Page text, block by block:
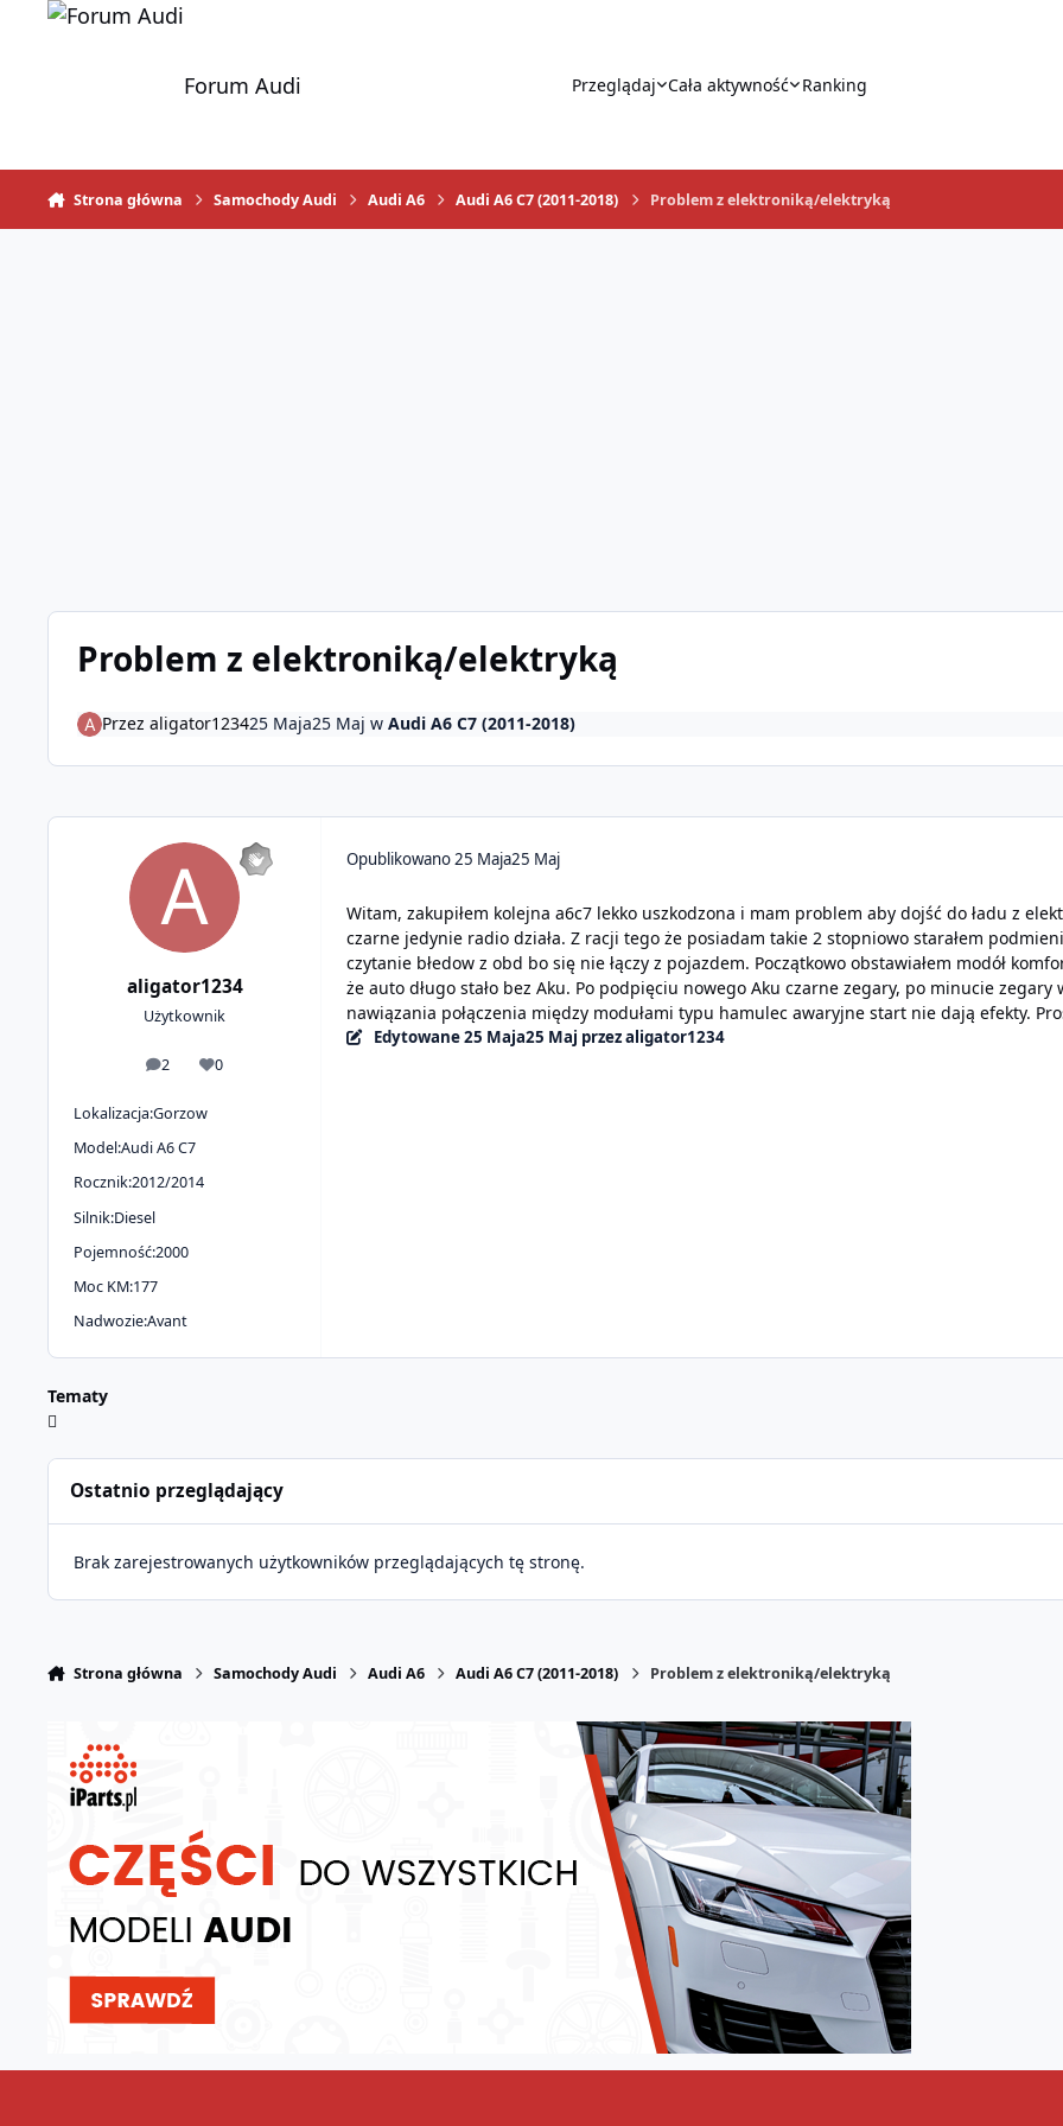
Skocz do zawartości
Forum Audi Przeglądaj Cała aktywność Ranking
Strona główna Samochody Audi Audi A6 Audi A6 C7 (2011-2018) Problem z elektroniką/elektryką
Problem z elektroniką/elektryką
Przez aligator123425 Maja25 Maj w Audi A6 C7 (2011-2018)
aligator1234
Użytkownik
2
odpowiedzi
0
Reputacja
Lokalizacja:Gorzow
Model:Audi A6 C7
Rocznik:2012/2014
Silnik:Diesel
Pojemność:2000
Moc KM:177
Nadwozie:Avant
Opublikowano 25 Maja25 Maj
Witam, zakupiłem kolejna a6c7 lekko uszkodzona i mam problem aby dojść do ładu z
czarne jedynie radio działa. Z racji tego że posiadam takie 2 stopniowo starałem
czytanie błedow z obd bo się nie łączy z pojazdem. Początkowo obstawiałem modół
że auto długo stało bez Aku. Po podpięciu nowego Aku czarne zegary, po minucie
nawiązania połączenia między modułami typu hamulec awaryjne start nie dają efekty.
Edytowane25 Maja25 Maj przez aligator1234
Tematy
Ostatnio przeglądający
Brak zarejestrowanych użytkowników przeglądających tę stronę.
Strona główna Samochody Audi Audi A6 Audi A6 C7 (2011-2018) Problem z elektroniką/elektryką